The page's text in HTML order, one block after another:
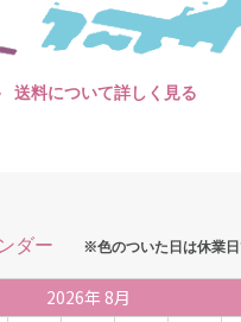
送料について詳しく見る
ダー ※色のついた日は休業日
2026年 8月